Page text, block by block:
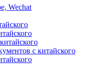
Wechat
с китайского